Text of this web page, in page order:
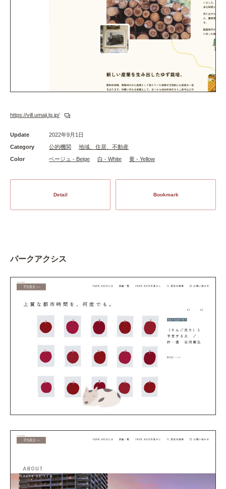
https://vill.umaji.lg.jp/
Update
2022年9月1日
Category
公的機関
地域、住居、不動産
Color
ベージュ - Beige 白 - White 黄 - Yellow
Detail Bookmark
パークアクシス